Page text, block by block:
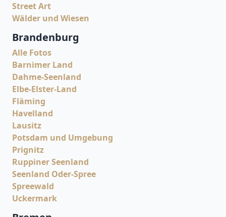
Street Art
Wälder und Wiesen
Brandenburg
Alle Fotos
Barnimer Land
Dahme-Seenland
Elbe-Elster-Land
Fläming
Havelland
Lausitz
Potsdam und Umgebung
Prignitz
Ruppiner Seenland
Seenland Oder-Spree
Spreewald
Uckermark